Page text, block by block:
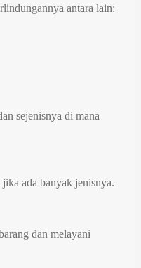
antara lain:
sejenisnya di mana
ada banyak jenisnya.
dan melayani